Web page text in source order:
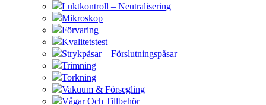
Luktkontroll – Neutralisering
Mikroskop
Förvaring
Kvalitetstest
Strykpåsar – Förslutningspåsar
Trimning
Torkning
Vakuum & Försegling
Vågar Och Tillbehör